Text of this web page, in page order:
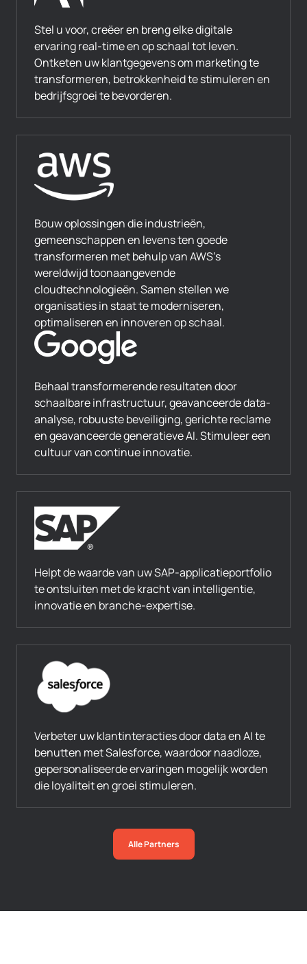
Stel u voor, creëer en breng elke digitale
ervaring real-time en op schaal tot leven.
Ontketen uw klantgegevens om marketing te
transformeren, betrokkenheid te stimuleren en
bedrijfsgroei te bevorderen.
Bouw oplossingen die industrieën,
gemeenschappen en levens ten goede
transformeren met behulp van AWS’s
wereldwijd toonaangevende
cloudtechnologieën. Samen stellen we
organisaties in staat te moderniseren,
optimaliseren en innoveren op schaal.
Behaal transformerende resultaten door
schaalbare infrastructuur, geavanceerde data-
analyse, robuuste beveiliging, gerichte reclame
en geavanceerde generatieve AI. Stimuleer een
cultuur van continue innovatie.
Helpt de waarde van uw SAP-applicatieportfolio
te ontsluiten met de kracht van intelligentie,
innovatie en branche-expertise.
Verbeter uw klantinteracties door data en AI te
benutten met Salesforce, waardoor naadloze,
gepersonaliseerde ervaringen mogelijk worden
die loyaliteit en groei stimuleren.
Alle Partners